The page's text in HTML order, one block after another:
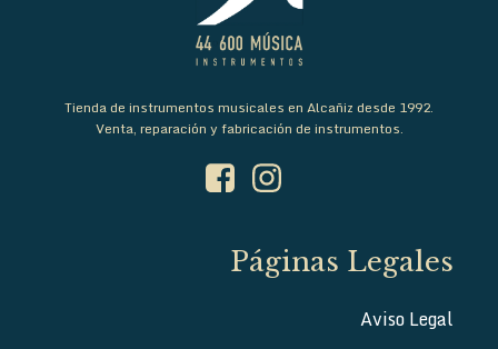
Tienda de instrumentos musicales en Alcañiz desde 1992.
Venta, reparación y fabricación de instrumentos.
Páginas Legales
Aviso Legal